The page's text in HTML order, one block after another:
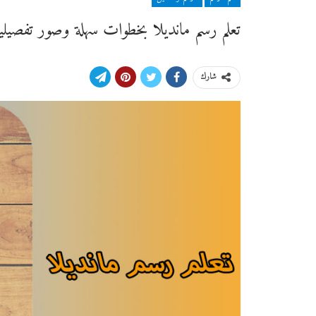
تعلم رسم مانديلا بخطوات سهلة وصور
شارك